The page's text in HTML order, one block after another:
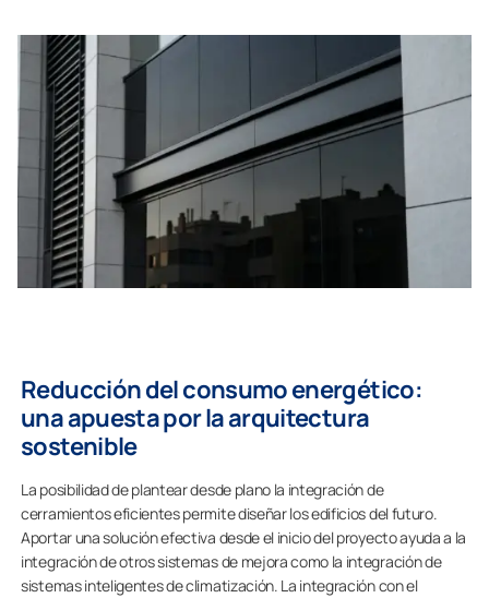
Reducción del consumo energético:
una apuesta por la arquitectura
sostenible
La posibilidad de plantear desde plano la integración de
cerramientos eficientes permite diseñar los edificios del futuro.
Aportar una solución efectiva desde el inicio del proyecto ayuda a la
integración de otros sistemas de mejora como la integración de
sistemas inteligentes de climatización. La integración con el